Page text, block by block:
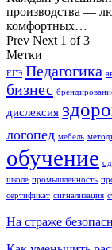
производства —
комфортных…
Prev Next 1 of 3
Метки
ЕГЭ Педагогика
бизнес
дислексия
логопед мебель
обучение
школе промышленность
сертификат сигнализация
На страже